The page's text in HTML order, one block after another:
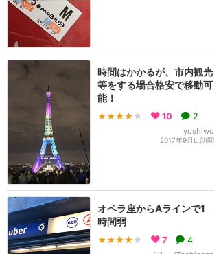
時間はかかるが、市内観光
等をする場合格安で移動可
能！
★★★★ ★ 10 2
yoshiwo
2017年9月に訪問
オペラ座からAラインで1
時間弱
★★★★ ★ 7 4